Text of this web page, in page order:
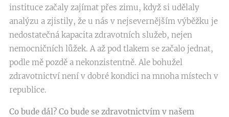
instituce začaly zajímat přes zimu, když si udělaly
analýzu a zjistily, že u nás v nejsevernějším výběžku je
nedostatečná kapacita zdravotních služeb, nejen
nemocničních lůžek. A až pod tlakem se začalo jednat,
podle mě pozdě a nekonzistentně. Ale bohužel
zdravotnictví není v dobré kondici na mnoha místech v
republice.
Co bude dál? Co bude se zdravotnictvím v našem